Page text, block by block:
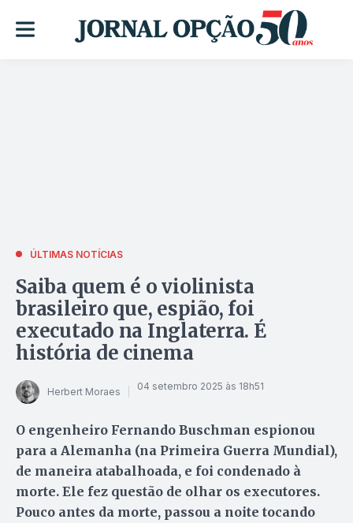
ÚLTIMAS NOTÍCIAS
Saiba quem é o violinista
brasileiro que, espião, foi
executado na Inglaterra. É
história de cinema
Herbert Moraes 04 setembro 2025 às 18h51
O engenheiro Fernando Buschman espionou
para a Alemanha (na Primeira Guerra Mundial),
de maneira atabalhoada, e foi condenado à
morte. Ele fez questão de olhar os executores.
Pouco antes da morte, passou a noite tocando